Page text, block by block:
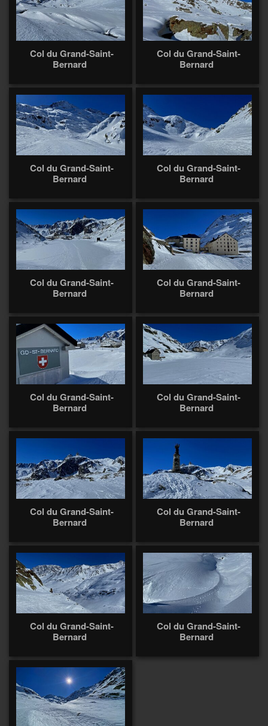
Col du Grand-Saint-
Bernard
Col du Grand-Saint-
Bernard
Col du Grand-Saint-
Bernard
Col du Grand-Saint-
Bernard
Col du Grand-Saint-
Bernard
Col du Grand-Saint-
Bernard
Col du Grand-Saint-
Bernard
Col du Grand-Saint-
Bernard
Col du Grand-Saint-
Bernard
Col du Grand-Saint-
Bernard
Col du Grand-Saint-
Bernard
Col du Grand-Saint-
Bernard